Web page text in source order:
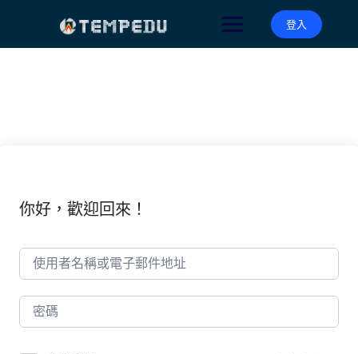
登入
你好，歡迎回來！